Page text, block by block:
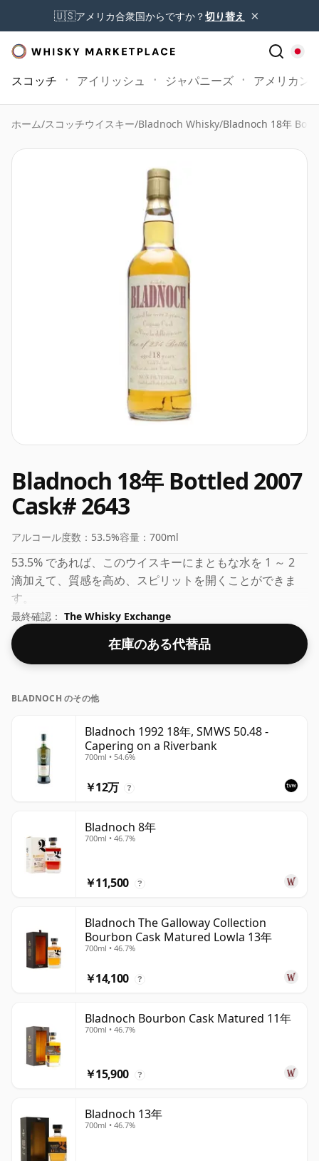
🇺🇸アメリカ合衆国からですか？切り替え ×
スコッチ アイリッシュ ジャパニーズ アメリカン
ホーム/スコッチウイスキー/Bladnoch Whisky/Bladnoch 18年
Bladnoch 18年 Bottled 2007
Cask# 2643
アルコール度数： 53.5%容量： 700ml
53.5% であれば、このウイスキーにまともな水を 1 ～ 2
滴加えて、質感を高め、スピリットを開くことができま
す。
最終確認： The Whisky Exchange
在庫のある代替品
BLADNOCH のその他
Bladnoch 1992 18年, SMWS 50.48 -
Capering on a Riverbank
700ml • 54.6%
￥12万 ?
Bladnoch 8年
700ml • 46.7%
￥11,500 ?
Bladnoch The Galloway Collection
Bourbon Cask Matured Lowla 13年
700ml • 46.7%
￥14,100 ?
Bladnoch Bourbon Cask Matured 11年
700ml • 46.7%
￥15,900 ?
Bladnoch 13年
700ml • 46.7%